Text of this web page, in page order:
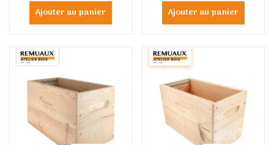
Ajouter au panier Ajouter au panier